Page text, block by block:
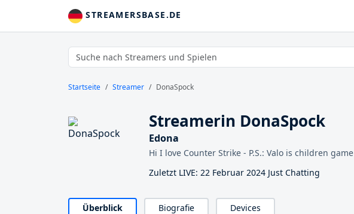
STREAMERSBASE.DE
Startseite Streamer DonaSpock
Streamerin DonaSpock
Edona
Hi I love Counter Strike - P.S.: Valo is children game
Zuletzt LIVE: 22 Februar 2024 Just Chatting
Überblick Biografie Devices